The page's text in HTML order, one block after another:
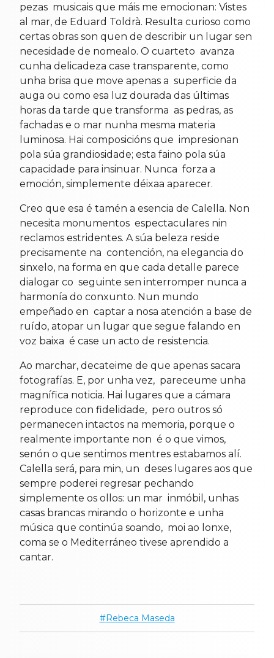
pezas musicais que máis me emocionan: Vistes
al mar, de Eduard Toldrà. Resulta curioso como
certas obras son quen de describir un lugar sen
necesidade de nomealo. O cuarteto avanza
cunha delicadeza case transparente, como
unha brisa que move apenas a superficie da
auga ou como esa luz dourada das últimas
horas da tarde que transforma as pedras, as
fachadas e o mar nunha mesma materia
luminosa. Hai composicións que impresionan
pola súa grandiosidade; esta faino pola súa
capacidade para insinuar. Nunca forza a
emoción, simplemente déixaa aparecer.
Creo que esa é tamén a esencia de Calella. Non
necesita monumentos espectaculares nin
reclamos estridentes. A súa beleza reside
precisamente na contención, na elegancia do
sinxelo, na forma en que cada detalle parece
dialogar co seguinte sen interromper nunca a
harmonía do conxunto. Nun mundo
empeñado en captar a nosa atención a base de
ruído, atopar un lugar que segue falando en
voz baixa é case un acto de resistencia.
Ao marchar, decateime de que apenas sacara
fotografías. E, por unha vez, pareceume unha
magnífica noticia. Hai lugares que a cámara
reproduce con fidelidade, pero outros só
permanecen intactos na memoria, porque o
realmente importante non é o que vimos,
senón o que sentimos mentres estabamos alí.
Calella será, para min, un deses lugares aos que
sempre poderei regresar pechando
simplemente os ollos: un mar inmóbil, unhas
casas brancas mirando o horizonte e unha
música que continúa soando, moi ao lonxe,
coma se o Mediterráneo tivese aprendido a
cantar.
Rebeca Maseda